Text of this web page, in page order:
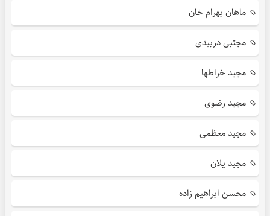
ماهان بهرام خان
مجتبی دربیدی
مجید خراطها
مجید رضوی
مجید معظمی
مجید یلان
محسن ابراهیم زاده